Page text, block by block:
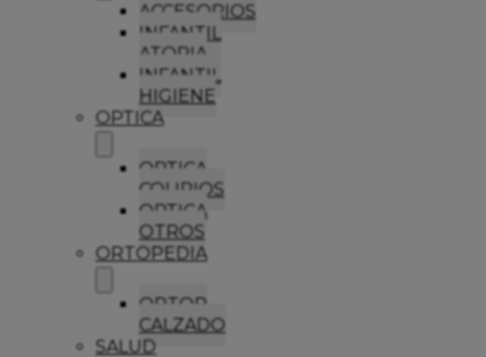
ACCESORIOS
INFANTIL
ATOPIA
INFANTIL
HIGIENE
OPTICA
OPTICA
COLIRIOS
OPTICA
OTROS
ORTOPEDIA
ORTOP
CALZADO
SALUD